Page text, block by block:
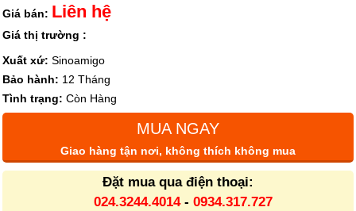
Giá bán: Liên hệ
Giá thị trường :
Xuất xứ: Sinoamigo
Bảo hành: 12 Tháng
Tình trạng: Còn Hàng
MUA NGAY
Giao hàng tận nơi, không thích không mua
Đặt mua qua điện thoại:
024.3244.4014- 0934.317.727